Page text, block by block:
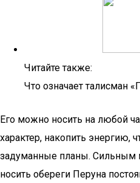
Читайте также:
Что означает талисман
Его можно носить на любой
характер, накопить энергию,
задуманные планы. Сильным
носить обереги Перуна